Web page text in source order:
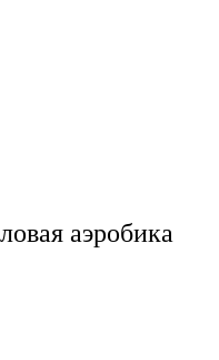
аэробика